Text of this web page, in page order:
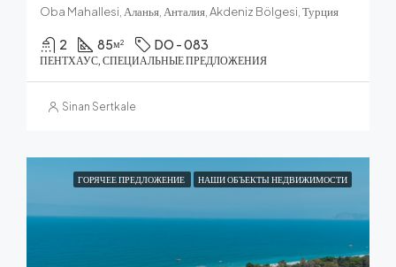
Oba Mahallesi, Аланья, Анталия, Akdeniz Bölgesi, Турция
2 85м² DO - 083
ПЕНТХАУС, СПЕЦИАЛЬНЫЕ ПРЕДЛОЖЕНИЯ
Sinan Sertkale
ГОРЯЧЕЕ ПРЕДЛОЖЕНИЕ НАШИ ОБЪЕКТЫ НЕДВИЖИМОСТИ